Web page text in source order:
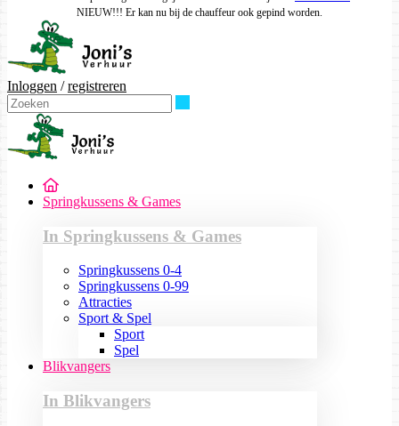
NIEUW!!! Er kan nu bij de chauffeur ook gepind worden.
Inloggen /registreren
Springkussens & Games
In Springkussens & Games
Springkussens 0-4
Springkussens 0-99
Attracties
Sport & Spel
Sport
Spel
Blikvangers
In Blikvangers